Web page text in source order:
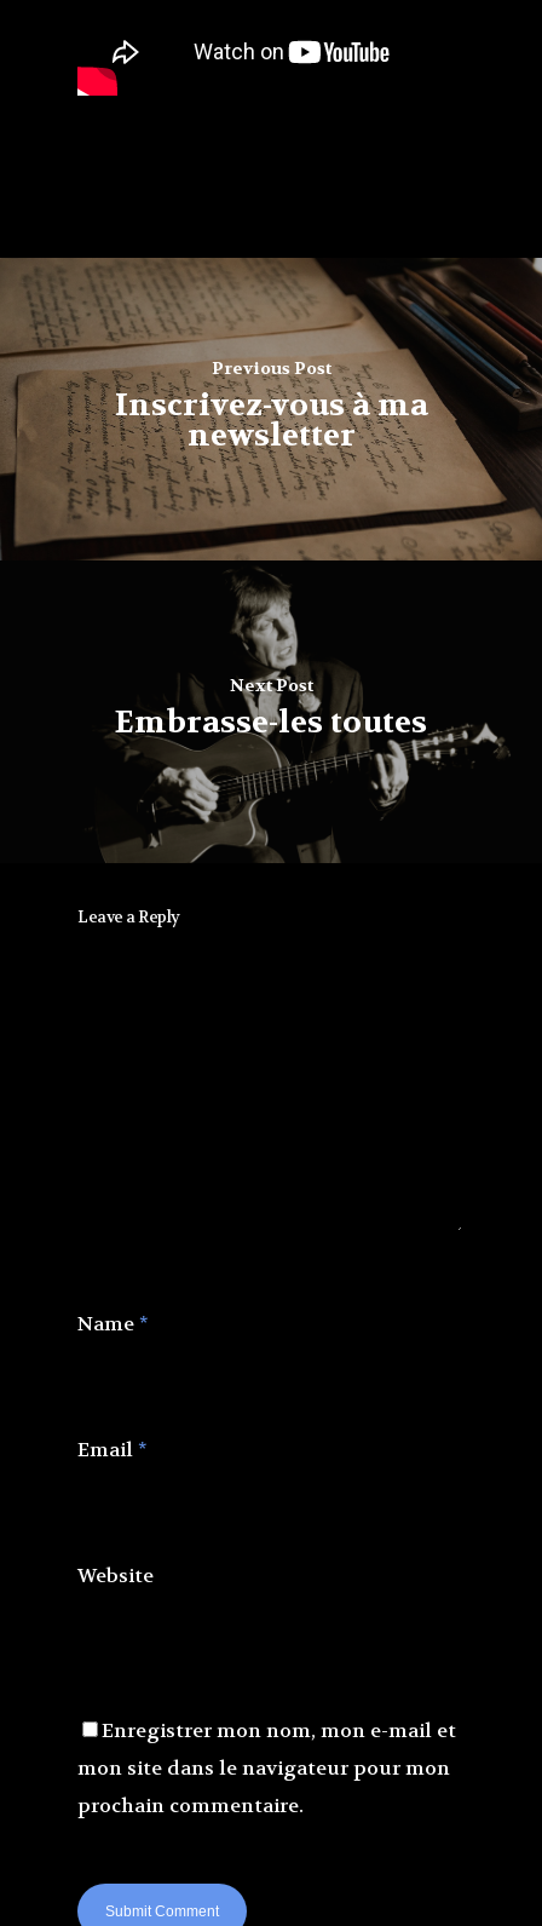
Previous Post
Inscrivez-vous à ma
newsletter
Next Post
Embrasse-les toutes
Leave a Reply
Name*
Email*
Website
Enregistrer mon nom, mon e-mail et
mon site dans le navigateur pour mon
prochain commentaire.